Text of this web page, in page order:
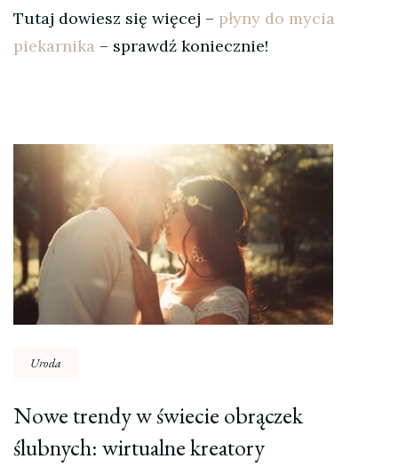
Tutaj dowiesz się więcej – płyny do mycia
piekarnika – sprawdź koniecznie!
Nawigacja
wpisu
Uroda
Nowe trendy w świecie obrączek
ślubnych: wirtualne kreatory